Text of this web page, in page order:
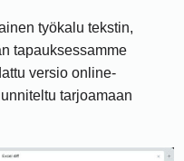
työkalu tekstin,
tapauksessamme
versio online-
tarjoamaan